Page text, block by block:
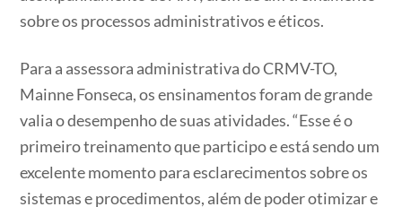
sobre os processos administrativos e éticos.
Para a assessora administrativa do CRMV-TO,
Mainne Fonseca, os ensinamentos foram de grande
valia o desempenho de suas atividades. “Esse é o
primeiro treinamento que participo e está sendo um
excelente momento para esclarecimentos sobre os
sistemas e procedimentos, além de poder otimizar e